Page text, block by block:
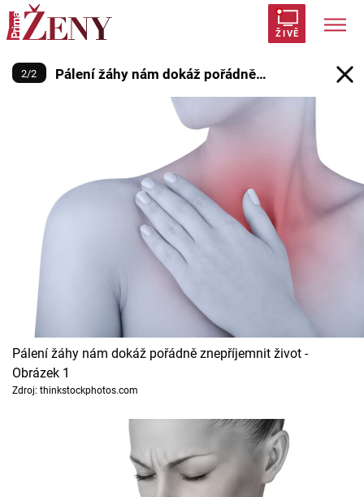
ŽIVĚ
Trendy: Polabí Inspekce Prostřeno!
Proměny
Témata
Celebrity
Vztahy
Seriály
Horoskopy
Filmový festival Karlovy Vary
Pálení žáhy nám dokáž pořádně
2/2
Pálení žáhy nám dokáž pořádně
Pálení žáhy nám dokáž pořádně znepříjemnit život -
Obrázek 1
Zdroj: thinkstockphotos.com